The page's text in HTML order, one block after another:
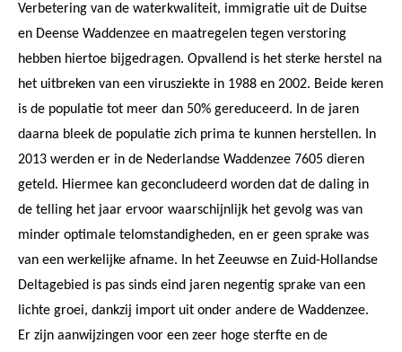
Verbetering van de waterkwaliteit, immigratie uit de Duitse
en Deense Waddenzee en maatregelen tegen verstoring
hebben hiertoe bijgedragen. Opvallend is het sterke herstel na
het uitbreken van een virusziekte in 1988 en 2002. Beide keren
is de populatie tot meer dan 50% gereduceerd. In de jaren
daarna bleek de populatie zich prima te kunnen herstellen. In
2013 werden er in de Nederlandse Waddenzee 7605 dieren
geteld. Hiermee kan geconcludeerd worden dat de daling in
de telling het jaar ervoor waarschijnlijk het gevolg was van
minder optimale telomstandigheden, en er geen sprake was
van een werkelijke afname. In het Zeeuwse en Zuid-Hollandse
Deltagebied is pas sinds eind jaren negentig sprake van een
lichte groei, dankzij import uit onder andere de Waddenzee.
Er zijn aanwijzingen voor een zeer hoge sterfte en de